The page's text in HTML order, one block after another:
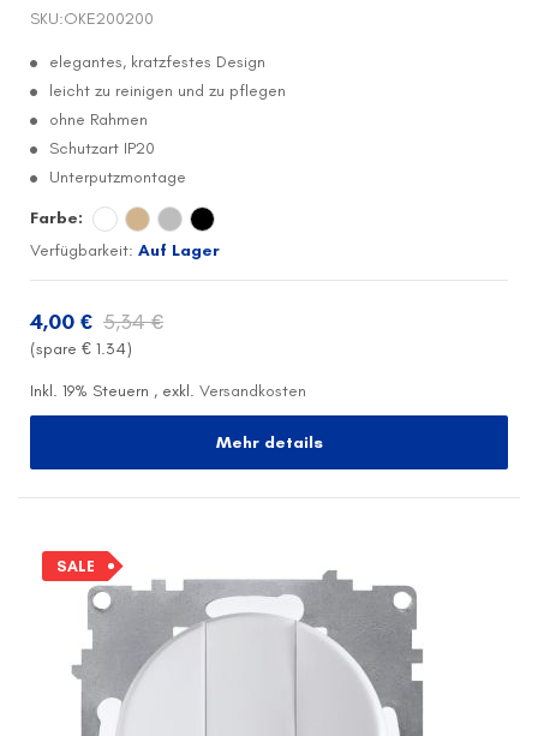
SKU:OKE200200
elegantes, kratzfestes Design
leicht zu reinigen und zu pflegen
ohne Rahmen
Schutzart IP20
Unterputzmontage
Farbe:
Verfügbarkeit: Auf Lager
4,00 € 5,34 €
(spare € 1.34)
Inkl. 19% Steuern , exkl. Versandkosten
Mehr details
SALE